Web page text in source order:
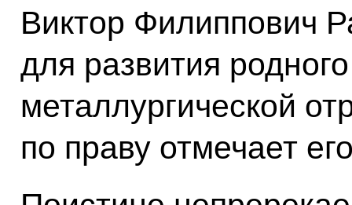
Виктор Филиппович
для развития
металлургической
по праву отмечает